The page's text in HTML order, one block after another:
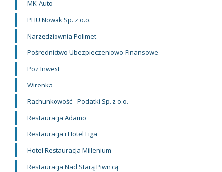
MK-Auto
PHU Nowak Sp. z o.o.
Narzędziownia Polimet
Pośrednictwo Ubezpieczeniowo-Finansowe
Poz Inwest
Wirenka
Rachunkowość - Podatki Sp. z o.o.
Restauracja Adamo
Restauracja i Hotel Figa
Hotel Restauracja Millenium
Restauracja Nad Starą Piwnicą